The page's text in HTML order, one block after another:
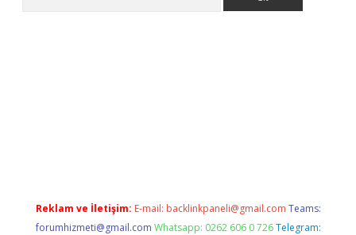
Reklam ve İletişim: E-mail: backlinkpaneli@gmail.com Teams:
forumhizmeti@gmail.com Whatsapp: 0262 606 0 726 Telegram: